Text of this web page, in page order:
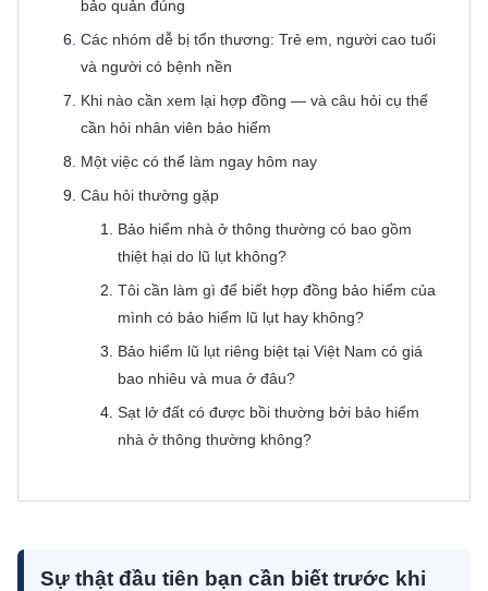
bảo quản đúng
Các nhóm dễ bị tổn thương: Trẻ em, người cao tuổi
và người có bệnh nền
Khi nào cần xem lại hợp đồng — và câu hỏi cụ thể
cần hỏi nhân viên bảo hiểm
Một việc có thể làm ngay hôm nay
Câu hỏi thường gặp
Bảo hiểm nhà ở thông thường có bao gồm
thiệt hại do lũ lụt không?
Tôi cần làm gì để biết hợp đồng bảo hiểm của
mình có bảo hiểm lũ lụt hay không?
Bảo hiểm lũ lụt riêng biệt tại Việt Nam có giá
bao nhiêu và mua ở đâu?
Sạt lở đất có được bồi thường bởi bảo hiểm
nhà ở thông thường không?
Sự thật đầu tiên bạn cần biết trước khi